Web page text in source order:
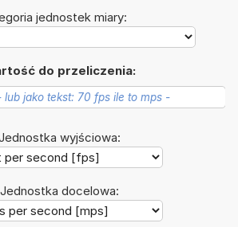
jednostek miary:
do przeliczenia:
wyjściowa:
Jednostka docelowa: